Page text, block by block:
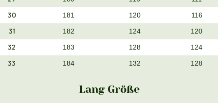
30 181 120 116
31 182 124 120
32 183 128 124
33 184 132 128
Lang Größe